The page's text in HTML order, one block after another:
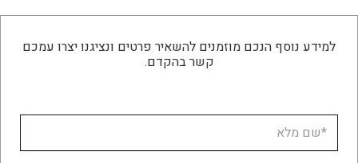
למידע נוסף הנכם מוזמנים להשאיר פרטים ונציגנו יצרו עמכם
קשר בהקדם.